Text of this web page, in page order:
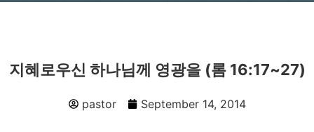
지혜로우신 하나님께 영광을 (롬 16:17~27)
pastor September 14, 2014